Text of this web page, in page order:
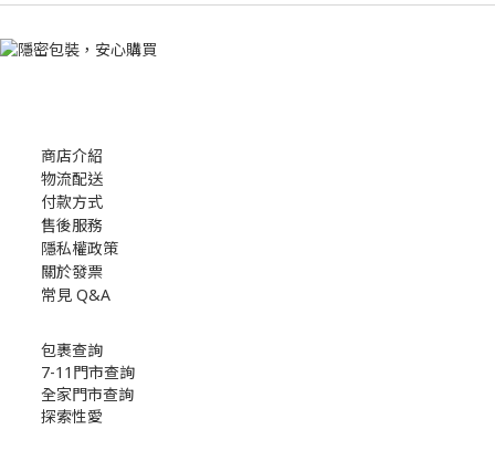
商店介紹
物流配送
付款方式
售後服務
隱私權政策
關於發票
常見 Q&A
包裹查詢
7-11門市查詢
全家門市查詢
探索性愛